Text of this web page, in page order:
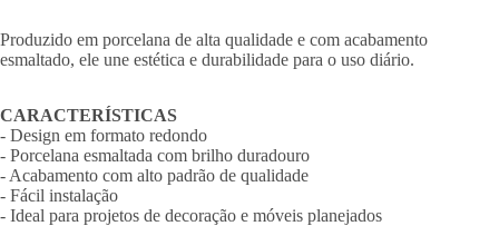
Produzido em porcelana de alta qualidade e com acabamento
esmaltado, ele une estética e durabilidade para o uso diário.
CARACTERÍSTICAS
- Design em formato redondo
- Porcelana esmaltada com brilho duradouro
- Acabamento com alto padrão de qualidade
- Fácil instalação
- Ideal para projetos de decoração e móveis planejados